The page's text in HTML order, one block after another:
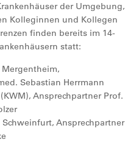
der Umgebung,
Kolleginnen und Kollegen
finden bereits im 14-
statt:
Mergentheim,
Sebastian Herrmann
Ansprechpartner Prof.
Ansprechpartner